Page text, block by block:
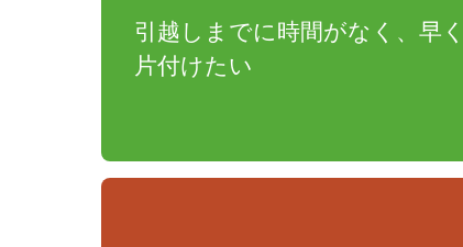
引越しまでに時間がなく、早く
片付けたい